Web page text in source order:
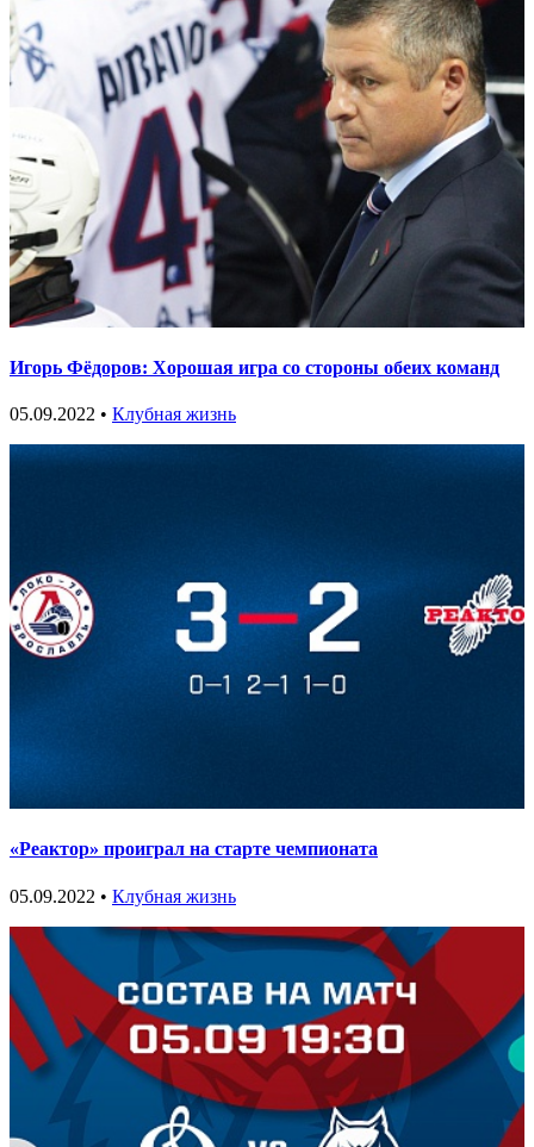
Игорь Фёдоров: Хорошая игра со стороны обеих команд
05.09.2022 • Клубная жизнь
«Реактор» проиграл на старте чемпионата
05.09.2022 • Клубная жизнь